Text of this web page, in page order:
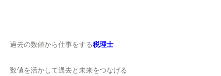
過去の数値から仕事をする税理士
数値を活かして過去と未来をつなげる